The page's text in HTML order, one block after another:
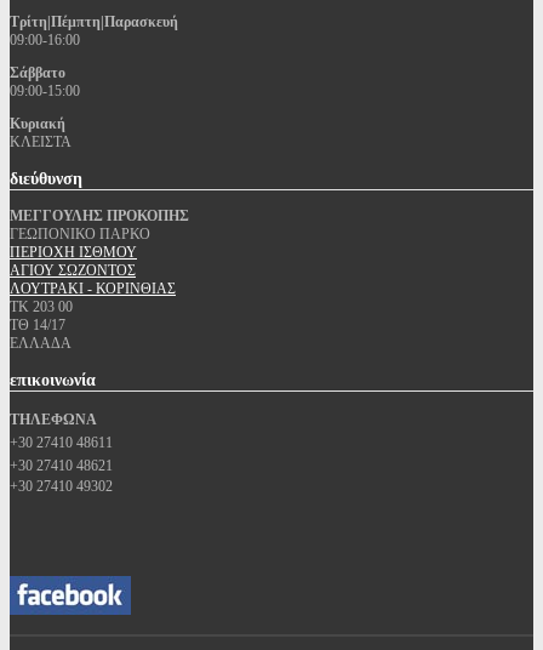
Τρίτη|Πέμπτη|Παρασκευή
09:00-16:00
Σάββατο
09:00-15:00
Κυριακή
ΚΛΕΙΣΤΑ
διεύθυνση
ΜΕΓΓΟΥΛΗΣ ΠΡΟΚΟΠΗΣ
ΓΕΩΠΟΝΙΚΟ ΠΑΡΚΟ
ΠΕΡΙΟΧΗ ΙΣΘΜΟΥ
ΑΓΙΟΥ ΣΩΖΟΝΤΟΣ
ΛΟΥΤΡΑΚΙ - ΚΟΡΙΝΘΙΑΣ
ΤΚ 203 00
ΤΘ 14/17
ΕΛΛΑΔΑ
επικοινωνία
ΤΗΛΕΦΩΝΑ
+30 27410 48611
+30 27410 48621
+30 27410 49302